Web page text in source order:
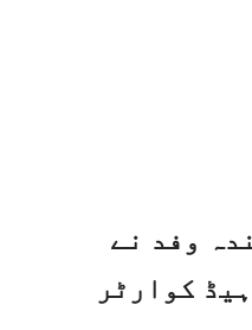
وفد نے
کوارٹر